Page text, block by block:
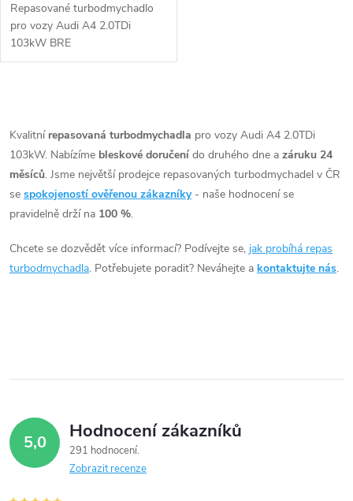
Repasované turbodmychadlo
pro vozy Audi A4 2.0TDi
103kW BRE
v
l
á
a
v
k
Kvalitní repasovaná turbodmychadla pro vozy Audi A4 2.0TDi
103kW. Nabízíme bleskové doručení do druhého dne a záruku 24
měsíců. Jsme největší prodejce repasovaných turbodmychadel v ČR
se spokojeností ověřenou zákazníky- naše hodnocení se
pravidelně drží na 100 %.
Chcete se dozvědět více informací? Podívejte se, jak probíhá repas
turbodmychadla. Potřebujete poradit? Neváhejte a kontaktujte nás.
5,0 Hodnocení zákazníků
291 hodnocení
Zobrazit recenze